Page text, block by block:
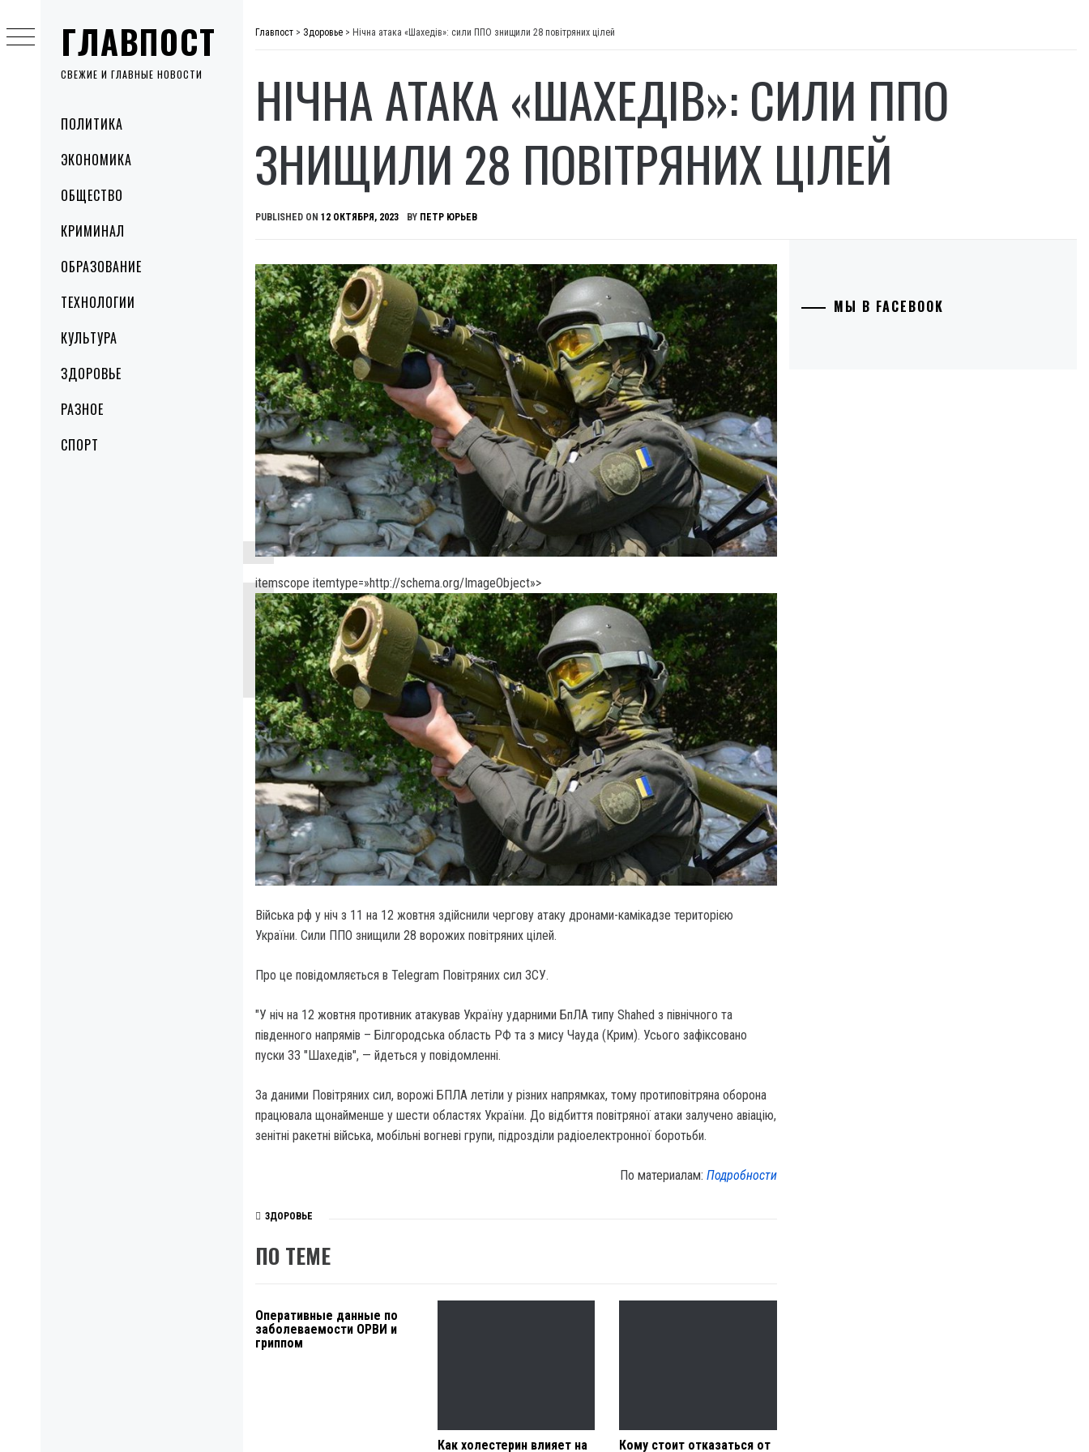
ГЛАВПОСТ
СВЕЖИЕ И ГЛАВНЫЕ НОВОСТИ
MenuПОЛИТИКА
ЭКОНОМИКА
ОБЩЕСТВО
КРИМИНАЛ
ОБРАЗОВАНИЕ
ТЕХНОЛОГИИ
КУЛЬТУРА
ЗДОРОВЬЕ
РАЗНОЕ
СПОРТ
to
content
Главпост > Здоровье > Нічна атака «Шахедів»: сили ППО знищили 28 повітряних цілей
НІЧНА АТАКА «ШАХЕДІВ»: СИЛИ ППО
ЗНИЩИЛИ 28 ПОВІТРЯНИХ ЦІЛЕЙ
PUBLISHED ON 12 ОКТЯБРЯ, 2023 BY ПЕТР ЮРЬЕВ
itemscope itemtype=»http://schema.org/ImageObject»>
Війська рф у ніч з 11 на 12 жовтня здійснили чергову атаку дронами-камікадзе територією
України. Сили ППО знищили 28 ворожих повітряних цілей.
Про це повідомляється в Telegram Повітряних сил ЗСУ.
"У ніч на 12 жовтня противник атакував Україну ударними БпЛА типу Shahed з північного та
південного напрямів – Білгородська область РФ та з мису Чауда (Крим). Усього зафіксовано
пуски 33 "Шахедів", — йдеться у повідомленні.
За даними Повітряних сил, ворожі БПЛА летіли у різних напрямках, тому протиповітряна оборона
працювала щонайменше у шести областях України. До відбиття повітряної атаки залучено авіацію,
зенітні ракетні війська, мобільні вогневі групи, підрозділи радіоелектронної боротьби.
По материалам:Подробности
ЗДОРОВЬЕ
ПО ТЕМЕ
Оперативные данные по
заболеваемости ОРВИ и
гриппом
Как холестерин влияет на
Кому стоит отказаться от
МЫ В FACEBOOK